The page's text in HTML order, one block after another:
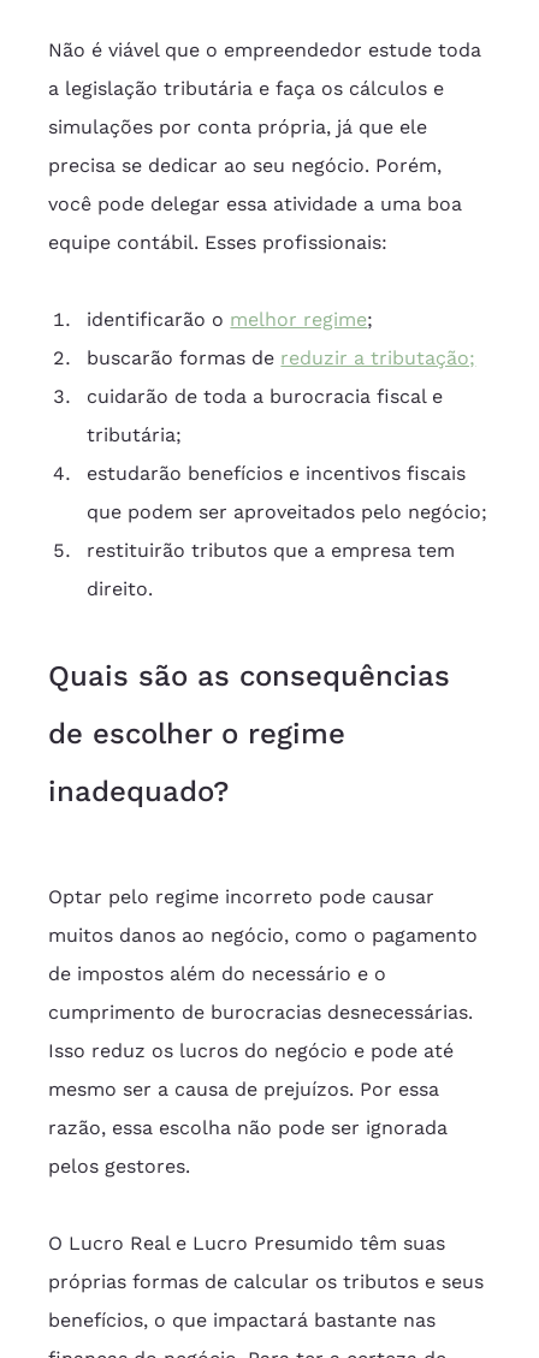
Não é viável que o empreendedor estude toda
a legislação tributária e faça os cálculos e
simulações por conta própria, já que ele
precisa se dedicar ao seu negócio. Porém,
você pode delegar essa atividade a uma boa
equipe contábil. Esses profissionais:
identificarão o melhor regime;
buscarão formas de reduzir a tributação;
cuidarão de toda a burocracia fiscal e
tributária;
estudarão benefícios e incentivos fiscais
que podem ser aproveitados pelo negócio;
restituirão tributos que a empresa tem
direito.
Quais são as consequências
de escolher o regime
inadequado?
Optar pelo regime incorreto pode causar
muitos danos ao negócio, como o pagamento
de impostos além do necessário e o
cumprimento de burocracias desnecessárias.
Isso reduz os lucros do negócio e pode até
mesmo ser a causa de prejuízos. Por essa
razão, essa escolha não pode ser ignorada
pelos gestores.
O Lucro Real e Lucro Presumido têm suas
próprias formas de calcular os tributos e seus
benefícios, o que impactará bastante nas